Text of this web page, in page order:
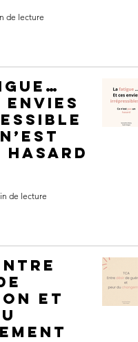
de lecture
hasard
de lecture
et